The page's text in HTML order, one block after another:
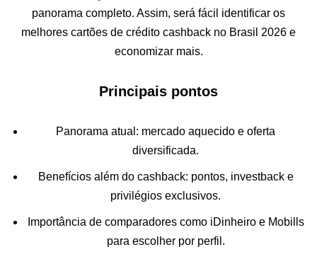
panorama completo. Assim, será fácil identificar os
melhores cartões de crédito cashback no Brasil 2026 e
economizar mais.
Principais pontos
Panorama atual: mercado aquecido e oferta
diversificada.
Benefícios além do cashback: pontos, investback e
privilégios exclusivos.
Importância de comparadores como iDinheiro e Mobills
para escolher por perfil.